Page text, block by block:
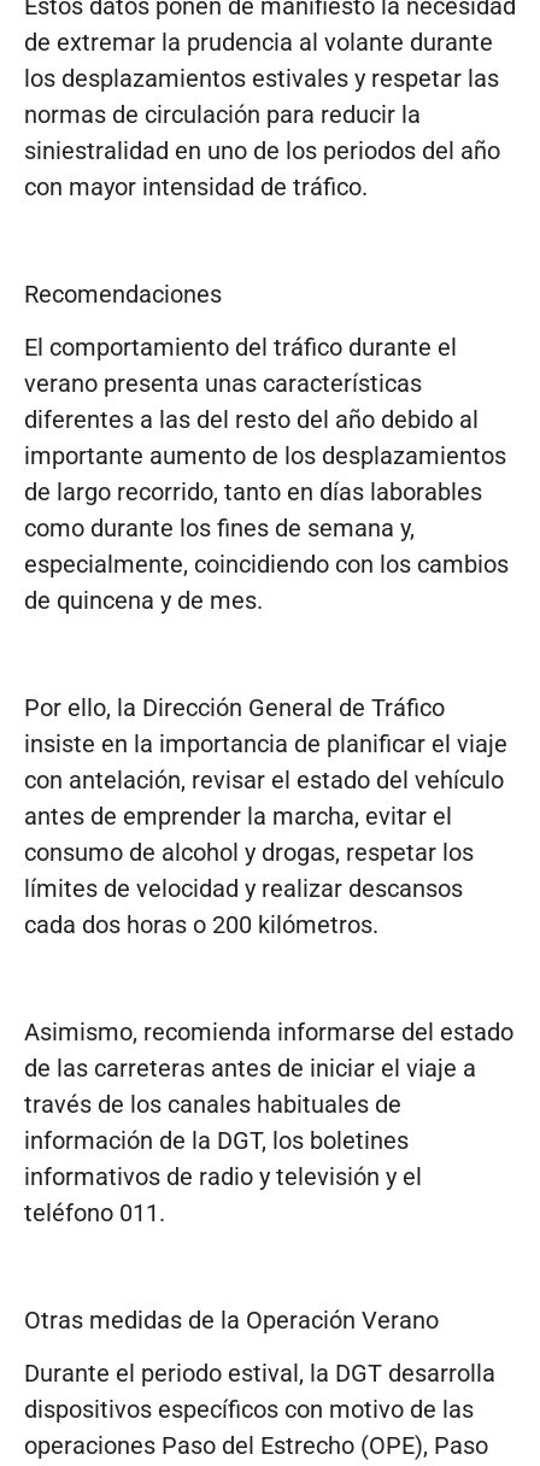
Estos datos ponen de manifiesto la necesidad
de extremar la prudencia al volante durante
los desplazamientos estivales y respetar las
normas de circulación para reducir la
siniestralidad en uno de los periodos del año
con mayor intensidad de tráfico.
Recomendaciones
El comportamiento del tráfico durante el
verano presenta unas características
diferentes a las del resto del año debido al
importante aumento de los desplazamientos
de largo recorrido, tanto en días laborables
como durante los fines de semana y,
especialmente, coincidiendo con los cambios
de quincena y de mes.
Por ello, la Dirección General de Tráfico
insiste en la importancia de planificar el viaje
con antelación, revisar el estado del vehículo
antes de emprender la marcha, evitar el
consumo de alcohol y drogas, respetar los
límites de velocidad y realizar descansos
cada dos horas o 200 kilómetros.
Asimismo, recomienda informarse del estado
de las carreteras antes de iniciar el viaje a
través de los canales habituales de
información de la DGT, los boletines
informativos de radio y televisión y el
teléfono 011.
Otras medidas de la Operación Verano
Durante el periodo estival, la DGT desarrolla
dispositivos específicos con motivo de las
operaciones Paso del Estrecho (OPE), Paso